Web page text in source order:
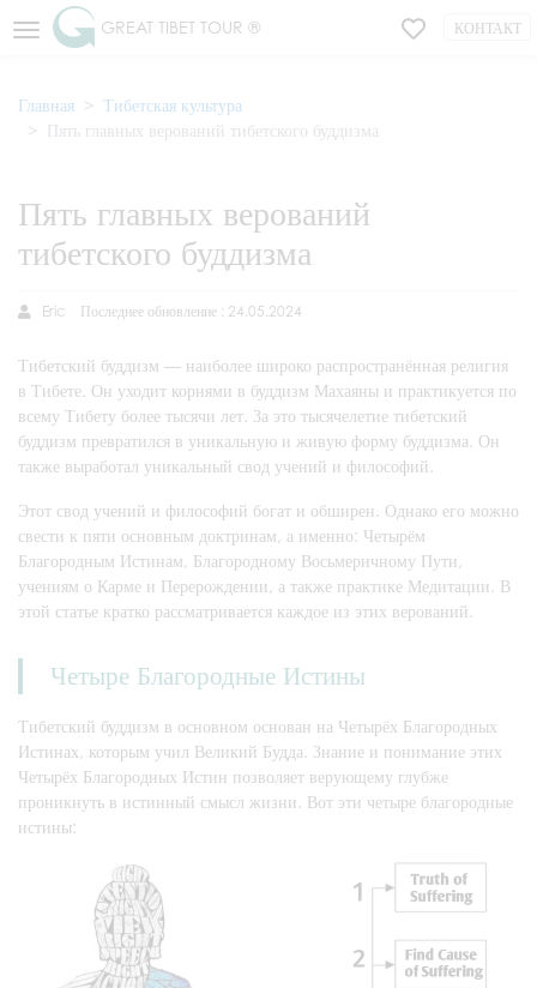
GREAT TIBET TOUR ® КОНТАКТ
Главная
Тибетская культура
Пять главных верований тибетского буддизма
Пять главных верований
тибетского буддизма
Eric Последнее обновление : 24.05.2024
Тибетский буддизм — наиболее широко распространённая религия
в Тибете. Он уходит корнями в буддизм Махаяны и практикуется по
всему Тибету более тысячи лет. За это тысячелетие тибетский
буддизм превратился в уникальную и живую форму буддизма. Он
также выработал уникальный свод учений и философий.
Этот свод учений и философий богат и обширен. Однако его можно
свести к пяти основным доктринам, а именно: Четырём
Благородным Истинам, Благородному Восьмеричному Пути,
учениям о Карме и Перерождении, а также практике Медитации. В
этой статье кратко рассматривается каждое из этих верований.
Четыре Благородные Истины
Тибетский буддизм в основном основан на Четырёх Благородных
Истинах, которым учил Великий Будда. Знание и понимание этих
Четырёх Благородных Истин позволяет верующему глубже
проникнуть в истинный смысл жизни. Вот эти четыре благородные
истины: